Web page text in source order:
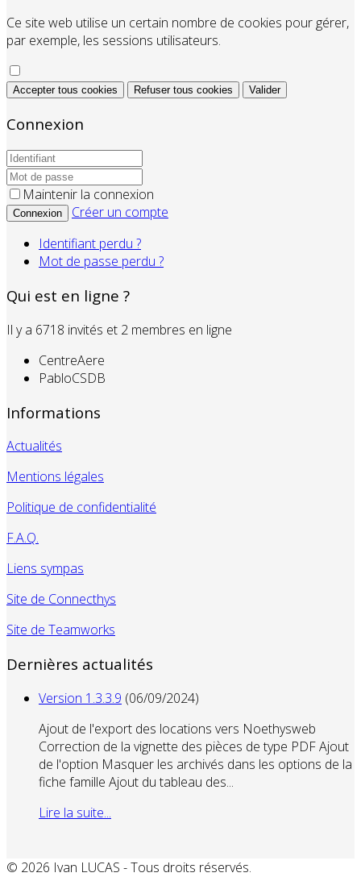
Ce site web utilise un certain nombre de cookies pour gérer,
par exemple, les sessions utilisateurs.
Accepter tous cookies Refuser tous cookies Valider
Connexion
Maintenir la connexion
Connexion
Créer un compte
Identifiant perdu ?
Mot de passe perdu ?
Qui est en ligne ?
Il y a 6718 invités et 2 membres en ligne
CentreAere
PabloCSDB
Informations
Actualités
Mentions légales
Politique de confidentialité
F.A.Q.
Liens sympas
Site de Connecthys
Site de Teamworks
Dernières actualités
Version 1.3.3.9 (06/09/2024)
Ajout de l'export des locations vers Noethysweb
Correction de la vignette des pièces de type PDF Ajout
de l'option Masquer les archivés dans les options de la
fiche famille Ajout du tableau des...
Lire la suite...
© 2026 Ivan LUCAS - Tous droits réservés.